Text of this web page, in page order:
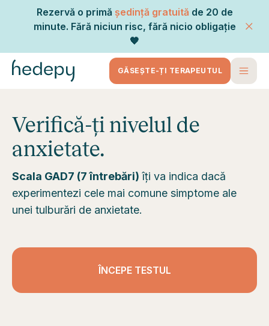
Rezervă o primă ședință gratuită de 20 de
minute. Fără niciun risc, fără nicio obligație
🧡
GĂSEȘTE-ȚI TERAPEUTUL
Verifică-ți nivelul de
anxietate.
Scala GAD7 (7 întrebări) îți va indica dacă
experimentezi cele mai comune simptome ale
unei tulburări de anxietate.
ÎNCEPE TESTUL